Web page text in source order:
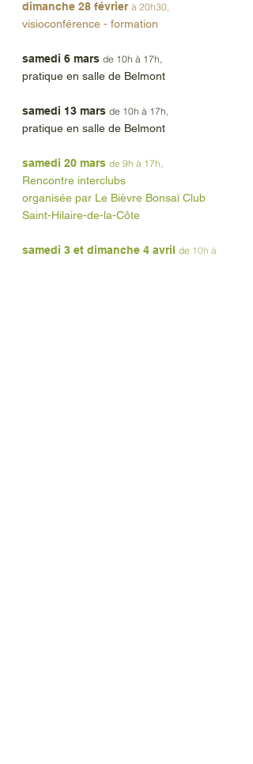
dimanche 28 février à 20h30,
visioconférence - formation
samedi 6 mars de 10h à 17h,
pratique en salle de Belmont
samedi 13 mars de 10h à 17h,
pratique en salle de Belmont
samedi 20 mars de 9h à 17h,
Rencontre interclubs
organisée par Le Bièvre Bonsaï Club
Saint-Hilaire-de-la-Côte
samedi 3 et dimanche 4 avril de 10h à